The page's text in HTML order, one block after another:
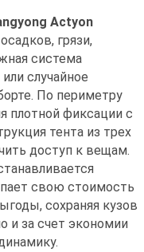
Actyon
грязи,
система
случайное
По периметру
плотной фиксации с
тента из трех
доступ к вещам.
свою стоимость
сохраняя кузов
и за счет экономии